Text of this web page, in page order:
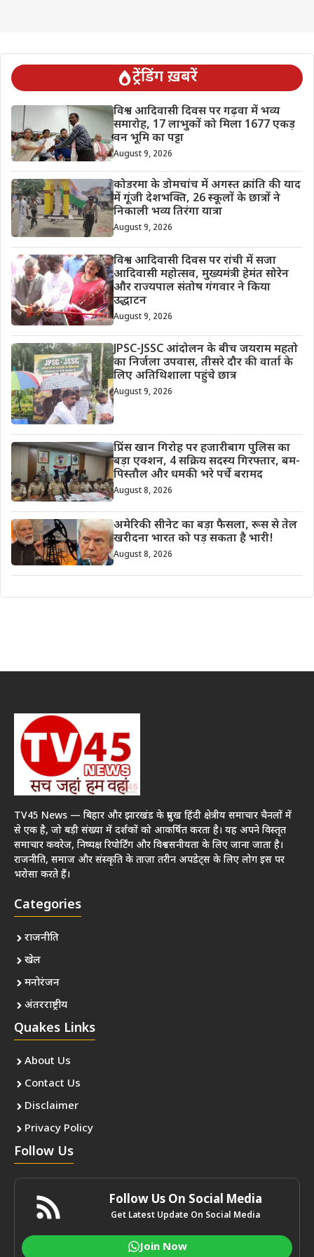
ट्रेंडिंग ख़बरें
विश्व आदिवासी दिवस पर गढ़वा में भव्य
समारोह, 17 लाभुकों को मिला 1677 एकड़
वन भूमि का पट्टा
August 9, 2026
कोडरमा के डोमचांच में अगस्त क्रांति की याद
में गूंजी देशभक्ति, 26 स्कूलों के छात्रों ने
निकाली भव्य तिरंगा यात्रा
August 9, 2026
विश्व आदिवासी दिवस पर रांची में सजा
आदिवासी महोत्सव, मुख्यमंत्री हेमंत सोरेन
और राज्यपाल संतोष गंगवार ने किया
उद्धाटन
August 9, 2026
JPSC-JSSC आंदोलन के बीच जयराम महतो
का निर्जला उपवास, तीसरे दौर की वार्ता के
लिए अतिथिशाला पहुंचे छात्र
August 9, 2026
प्रिंस खान गिरोह पर हजारीबाग पुलिस का
बड़ा एक्शन, 4 सक्रिय सदस्य गिरफ्तार, बम-
पिस्तौल और धमकी भरे पर्चे बरामद
August 8, 2026
अमेरिकी सीनेट का बड़ा फैसला, रूस से तेल
खरीदना भारत को पड़ सकता है भारी!
August 8, 2026
TV45 News — बिहार और झारखंड के प्रमुख हिंदी क्षेत्रीय समाचार चैनलों में
से एक है, जो बड़ी संख्या में दर्शकों को आकर्षित करता है। यह अपने विस्तृत
समाचार कवरेज, निष्पक्ष रिपोर्टिंग और विश्वसनीयता के लिए जाना जाता है।
राजनीति, समाज और संस्कृति के ताज़ा तरीन अपडेट्स के लिए लोग इस पर
भरोसा करते हैं।
Categories
राजनीति
खेल
मनोरंजन
अंतरराष्ट्रीय
Quakes Links
About Us
Contact Us
Disclaimer
Privacy Policy
Follow Us
Follow Us On Social Media
Get Latest Update On Social Media
Join Now